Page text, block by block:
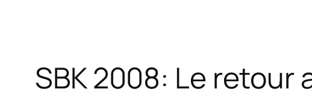
SBK 2008: Le retour